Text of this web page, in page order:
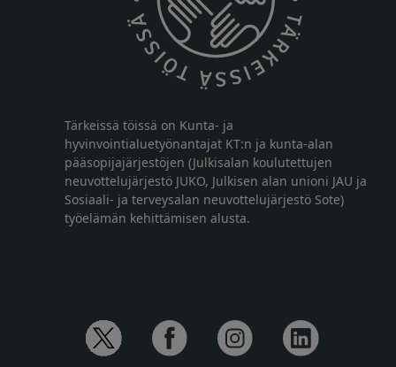
Tärkeissä töissä on Kunta- ja
hyvinvointialuetyönantajat KT:n ja kunta-alan
pääsopijajärjestöjen (Julkisalan koulutettujen
neuvottelujärjestö JUKO, Julkisen alan unioni JAU ja
Sosiaali- ja terveysalan neuvottelujärjestö Sote)
työelämän kehittämisen alusta.